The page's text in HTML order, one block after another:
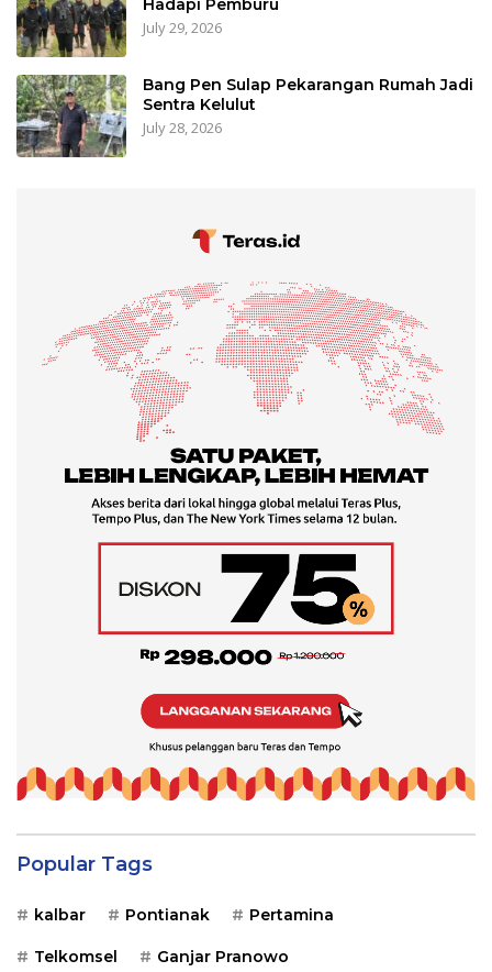
Hadapi Pemburu
July 29, 2026
Bang Pen Sulap Pekarangan Rumah Jadi
Sentra Kelulut
July 28, 2026
Popular Tags
kalbar Pontianak Pertamina
Telkomsel Ganjar Pranowo